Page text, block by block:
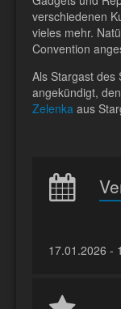
verschiedenen
vieles mehr.
Convention
Als Stargast des
angekündigt,
Zelenka aus
17.01.2026 -